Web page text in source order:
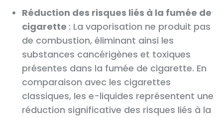
Réduction des risques liés à la fumée de
cigarette : La vaporisation ne produit pas
de combustion, éliminant ainsi les
substances cancérigènes et toxiques
présentes dans la fumée de cigarette. En
comparaison avec les cigarettes
classiques, les e-liquides représentent une
réduction significative des risques liés à la